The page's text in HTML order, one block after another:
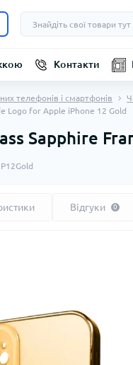
Контакти
телефонів і смартфонів
Logo for Apple iPhone 12 Gold
Sapphire
Відгуки 0